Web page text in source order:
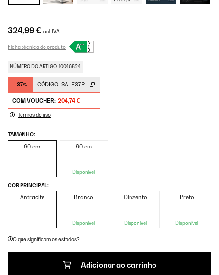
324,99 € incl. IVA
Ficha técnica do produto
NÚMERO DO ARTIGO: 10046824
-37% CÓDIGO: SALE37P
COM VOUCHER: 204,74 €
Termos de uso
TAMANHO:
60 cm 90 cm
Disponível
COR PRINCIPAL:
Antracite Branco
Disponível
Cinzento
Disponível
Preto
Disponível
O que significam os estados?
Adicionar ao carrinho